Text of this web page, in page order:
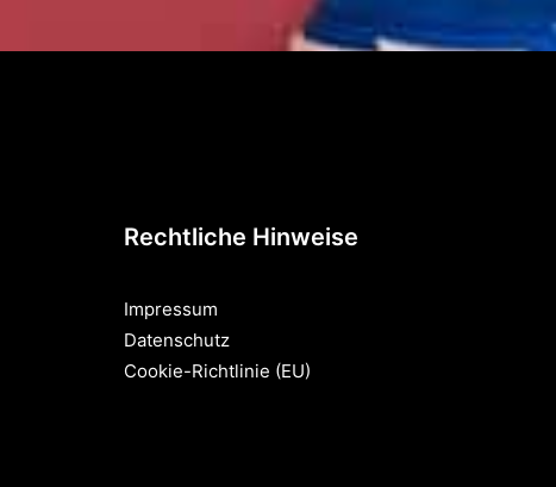
Rechtliche Hinweise
Impressum
Datenschutz
Cookie-Richtlinie (EU)